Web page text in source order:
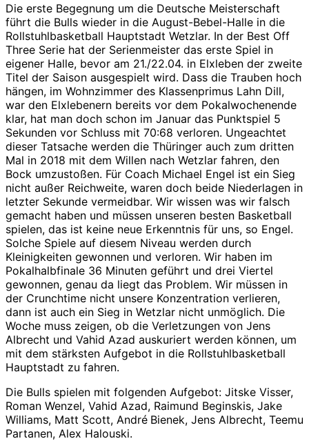
Die erste Begegnung um die Deutsche Meisterschaft
führt die Bulls wieder in die August-Bebel-Halle in die
Rollstuhlbasketball Hauptstadt Wetzlar. In der Best Off
Three Serie hat der Serienmeister das erste Spiel in
eigener Halle, bevor am 21./22.04. in Elxleben der zweite
Titel der Saison ausgespielt wird. Dass die Trauben hoch
hängen, im Wohnzimmer des Klassenprimus Lahn Dill,
war den Elxlebenern bereits vor dem Pokalwochenende
klar, hat man doch schon im Januar das Punktspiel 5
Sekunden vor Schluss mit 70:68 verloren. Ungeachtet
dieser Tatsache werden die Thüringer auch zum dritten
Mal in 2018 mit dem Willen nach Wetzlar fahren, den
Bock umzustoßen. Für Coach Michael Engel ist ein Sieg
nicht außer Reichweite, waren doch beide Niederlagen in
letzter Sekunde vermeidbar. Wir wissen was wir falsch
gemacht haben und müssen unseren besten Basketball
spielen, das ist keine neue Erkenntnis für uns, so Engel.
Solche Spiele auf diesem Niveau werden durch
Kleinigkeiten gewonnen und verloren. Wir haben im
Pokalhalbfinale 36 Minuten geführt und drei Viertel
gewonnen, genau da liegt das Problem. Wir müssen in
der Crunchtime nicht unsere Konzentration verlieren,
dann ist auch ein Sieg in Wetzlar nicht unmöglich. Die
Woche muss zeigen, ob die Verletzungen von Jens
Albrecht und Vahid Azad auskuriert werden können, um
mit dem stärksten Aufgebot in die Rollstuhlbasketball
Hauptstadt zu fahren.
Die Bulls spielen mit folgenden Aufgebot: Jitske Visser,
Roman Wenzel, Vahid Azad, Raimund Beginskis, Jake
Williams, Matt Scott, André Bienek, Jens Albrecht, Teemu
Partanen, Alex Halouski.